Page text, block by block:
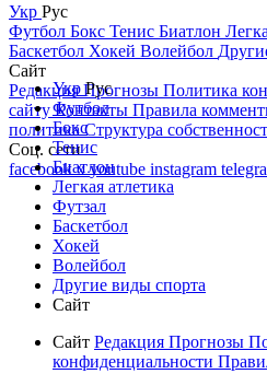
Укр Рус
Футбол Бокс Тенис Биатлон
Баскетбол Хокей Волейбол
Сайт
РедакцияПрогнозы Политика
сайтуКонтакты Правила
политикаСтруктура
Соц. сети
facebookxyoutube instagram
УкрРус
Футбол
Бокс
Тенис
Биатлон
Легкая атлетика
Футзал
Баскетбол
Хокей
Волейбол
Другие виды спорта
Сайт
Сайт Редакция Прогнозы
конфиденциальности